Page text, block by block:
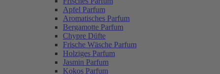
Apfel Parfum
Aromatisches Parfum
Bergamotte Parfum
Chypre Düfte
Frische Wäsche Parfum
Holziges Parfum
Jasmin Parfum
Kokos Parfum